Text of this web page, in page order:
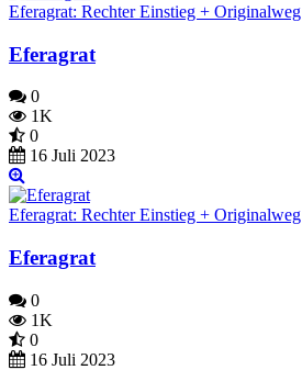
Eferagrat: Rechter Einstieg + Originalweg
Eferagrat
0
1K
0
16 Juli 2023
Eferagrat: Rechter Einstieg + Originalweg
Eferagrat
0
1K
0
16 Juli 2023